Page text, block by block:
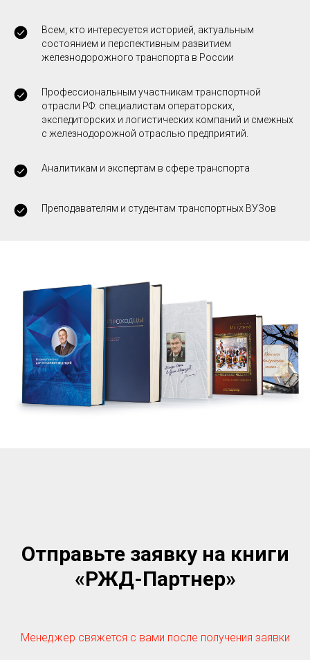
Всем, кто интересуется историей, актуальным
состоянием и перспективным развитием
железнодорожного транспорта в России
Профессиональным участникам транспортной
отрасли РФ: специалистам операторских,
экспедиторских и логистических компаний и смежных
с железнодорожной отраслью предприятий.
Аналитикам и экспертам в сфере транспорта
Преподавателям и студентам транспортных ВУЗов
Отправьте заявку на книги
«РЖД-Партнер»
Менеджер свяжется с вами после получения заявки